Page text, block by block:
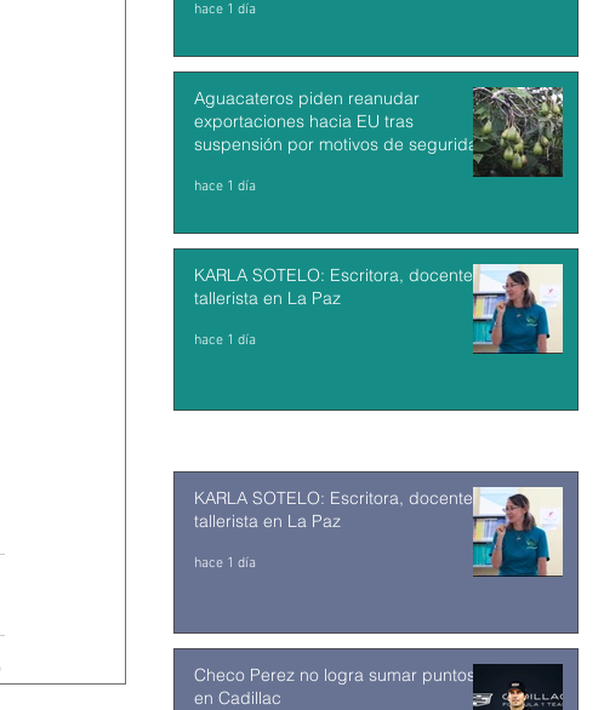
hace 1 día
Aguacateros piden reanudar
exportaciones hacia EU tras
suspensión por motivos de seguridad
hace 1 día
KARLA SOTELO: Escritora, docente y
tallerista en La Paz
hace 1 día
KARLA SOTELO: Escritora, docente y
tallerista en La Paz
hace 1 día
Checo Perez no logra sumar puntos
en Cadillac